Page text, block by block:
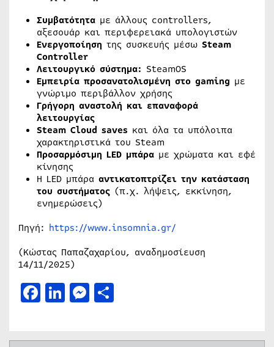
Συμβατότητα με άλλους controllers,
αξεσουάρ και περιφερειακά υπολογιστών
Ενεργοποίηση της συσκευής μέσω Steam
Controller
Λειτουργικό σύστημα: SteamOS
Εμπειρία προσανατολισμένη στο gaming με
γνώριμο περιβάλλον χρήσης
Γρήγορη αναστολή και επαναφορά
λειτουργίας
Steam Cloud saves και όλα τα υπόλοιπα
χαρακτηριστικά του Steam
Προσαρμόσιμη LED μπάρα με χρώματα και εφέ
κίνησης
Η LED μπάρα αντικατοπτρίζει την κατάσταση
του συστήματος (π.χ. λήψεις, εκκίνηση,
ενημερώσεις)
Πηγή: https://www.insomnia.gr/
(Κώστας Παπαζαχαρίου, αναδημοσίευση
14/11/2025)
Facebook
LinkedIn
Messenger